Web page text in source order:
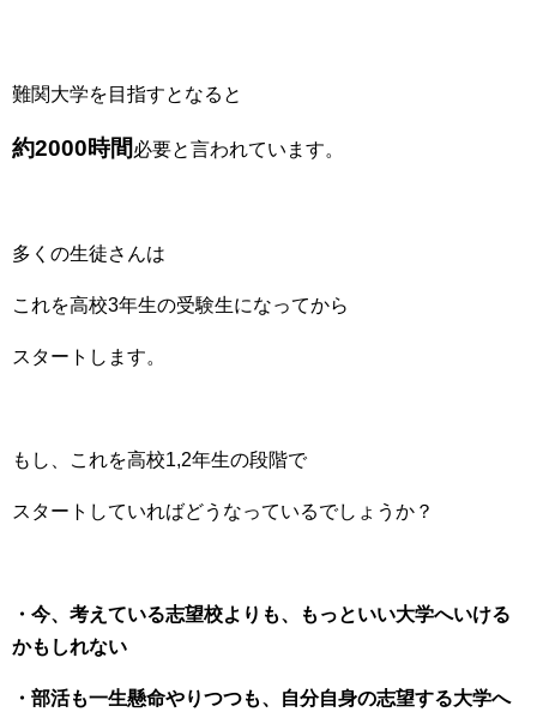
難関大学を目指すとなると
約2000時間必要と言われています。
多くの生徒さんは
これを高校3年生の受験生になってから
スタートします。
もし、これを高校1,2年生の段階で
スタートしていればどうなっているでしょうか？
・今、考えている志望校よりも、もっといい大学へいける
かもしれない
・部活も一生懸命やりつつも、自分自身の志望する大学へ